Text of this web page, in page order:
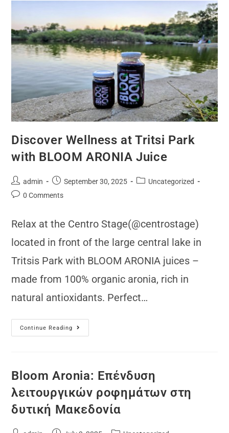
Discover Wellness at Tritsi Park
with BLOOM ARONIA Juice
admin September 30, 2025
Uncategorized
0 Comments
Relax at the Centro Stage(@centrostage)
located in front of the large central lake in
Tritsis Park with BLOOM ARONIA juices –
made from 100% organic aronia, rich in
natural antioxidants. Perfect…
Continue Reading
Bloom Aronia: Επένδυση
λειτουργικών ροφημάτων στη
δυτική Μακεδονία